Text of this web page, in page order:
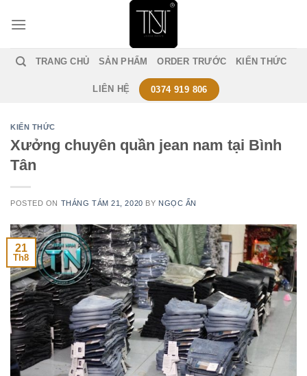
TRANG CHỦ SẢN PHẨM ORDER TRƯỚC KIẾN THỨC
LIÊN HỆ 0374 919 806
KIẾN THỨC
Xưởng chuyên quần jean nam tại Bình
Tân
POSTED ON THÁNG TÁM 21, 2020 BY NGỌC ẤN
21
Th8